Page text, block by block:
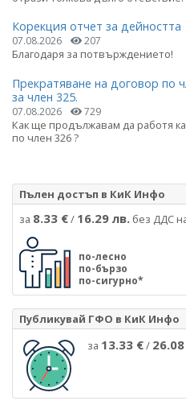
Корекция отчет за дейността
07.08.2026 207
Благодаря за потвърждението!
Прекратяване на договор по
за член 325.
07.08.2026 729
Как ще продължавам да работя
по член 326 ?
Пълен достъп в КиК Инфо
за 8.33 €/ 16.29 лв. без ДДС
по-лесно
по-бързо
по-сигурно*
Публикувай ГФО в КиК Инфо
за 13.33 €/